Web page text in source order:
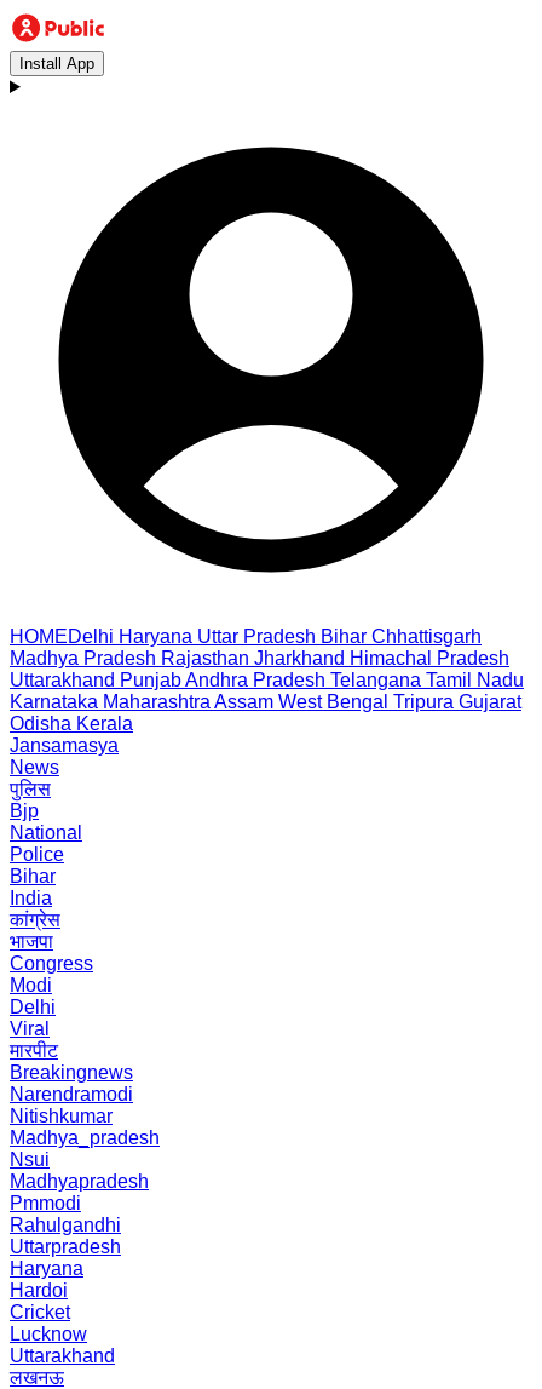
Install App
HOMEDelhi Haryana Uttar Pradesh Bihar Chhattisgarh
Madhya Pradesh Rajasthan Jharkhand Himachal Pradesh
Uttarakhand PunjabAndhra Pradesh Telangana Tamil Nadu
Karnataka Maharashtra Assam West Bengal Tripura Gujarat
Odisha Kerala
Jansamasya
News
पुलिस
Bjp
National
Police
Bihar
India
कांग्रेस
भाजपा
Congress
Modi
Delhi
Viral
मारपीट
Breakingnews
Narendramodi
Nitishkumar
Madhya_pradesh
Nsui
Madhyapradesh
Pmmodi
Rahulgandhi
Uttarpradesh
Haryana
Hardoi
Cricket
Lucknow
Uttarakhand
लखनऊ